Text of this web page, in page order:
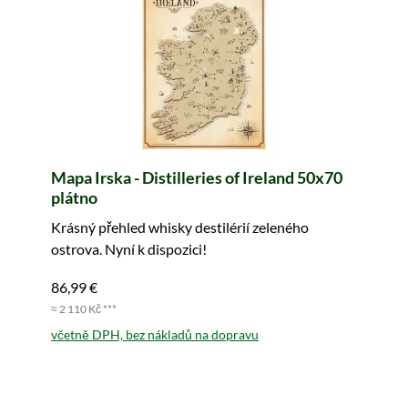
Mapa Irska - Distilleries of Ireland 50x70
plátno
Krásný přehled whisky destilérií zeleného
ostrova. Nyní k dispozici!
86,99 €
≈ 2 110 Kč ***
včetně DPH, bez nákladů na dopravu